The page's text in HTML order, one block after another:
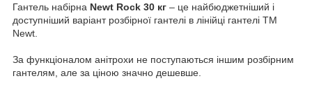
Гантель набірна Newt Rock 30 кг – це найбюджетніший і
доступніший варіант розбірної гантелі в лінійці гантелі ТМ
Newt.
За функціоналом анітрохи не поступаються іншим розбірним
гантелям, але за ціною значно дешевше.